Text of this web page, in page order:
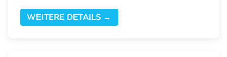
WEITERE DETAILS →